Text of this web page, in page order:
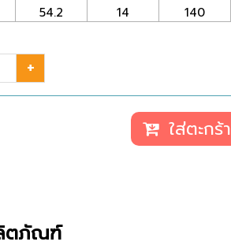
54.2 14 140
+
ใส่ตะกร้า
ตภัณฑ์